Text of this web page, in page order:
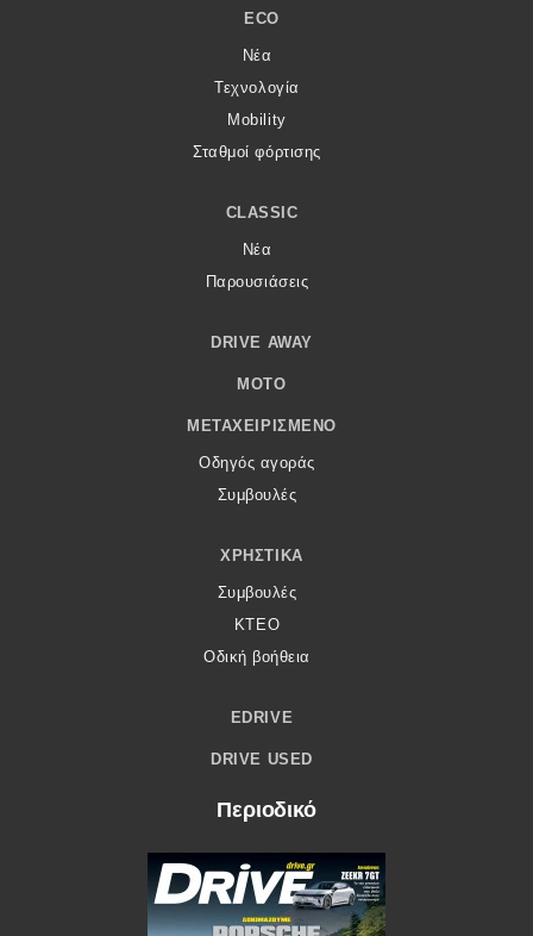
ECO
Νέα
Τεχνολογία
Mobility
Σταθμοί φόρτισης
CLASSIC
Νέα
Παρουσιάσεις
DRIVE AWAY
MOTO
ΜΕΤΑΧΕΙΡΙΣΜΈΝΟ
Οδηγός αγοράς
Συμβουλές
ΧΡΗΣΤΙΚΆ
Συμβουλές
ΚΤΕΟ
Οδική βοήθεια
EDRIVE
DRIVE USED
Περιοδικό